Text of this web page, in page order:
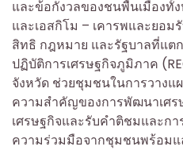
และข้อกังวลของชนพื้นเมืองทั้
และเอสกิโม – เคารพและยอ
สิทธิ กฎหมาย และรัฐบาลที่แต
ปฏิบัติการเศรษฐกิจภูมิภาค
จังหวัด ช่วยชุมชนในการวางแ
ความสำคัญของการพัฒนาเศ
เศรษฐกิจและรับคำติชมและก
ความร่วมมือจากชุมชนพร้อม